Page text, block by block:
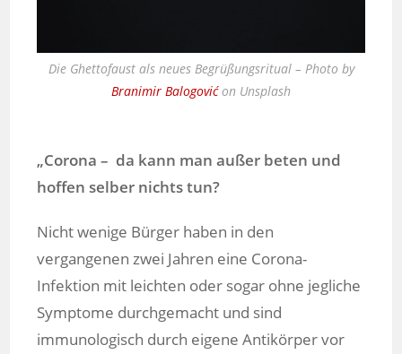
Die Ghettofaust als neues Begrüßungsritual – Photo by
Branimir Balogovićon Unsplash
„Corona – da kann man außer beten und
hoffen selber nichts tun?
Nicht wenige Bürger haben in den
vergangenen zwei Jahren eine Corona-
Infektion mit leichten oder sogar ohne jegliche
Symptome durchgemacht und sind
immunologisch durch eigene Antikörper vor